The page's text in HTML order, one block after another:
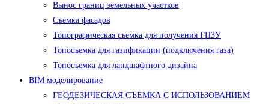
Вынос границ земельных участков
Съемка фасадов
Топографическая съемка для получения ГПЗУ
Топосъемка для газификации (подключения газа)
Топосъемка для ландшафтного дизайна
BIM моделирование
ГЕОДЕЗИЧЕСКАЯ СЪЕМКА С ИСПОЛЬЗОВАНИЕМ